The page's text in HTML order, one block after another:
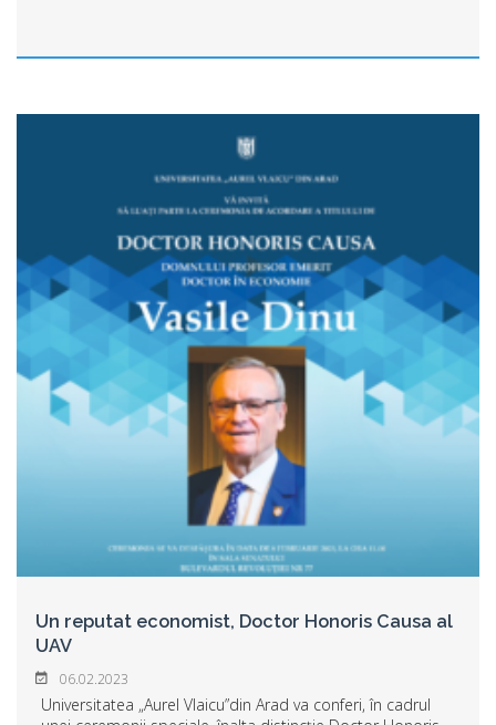
Un reputat economist, Doctor Honoris Causa al
UAV
06.02.2023
Universitatea „Aurel Vlaicu”din Arad va conferi, în cadrul